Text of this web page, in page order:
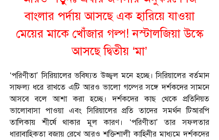
বাংলার পর্দায় আসছে এক হারিয়ে যাওয়া
মেয়ের মাকে খোঁজার গল্প! নস্টালজিয়া উস্কে
আসছে দ্বিতীয় ‘মা’
‘পরিণীতা’ সিরিয়ালের ভবিষ্যত উজ্জ্বল মনে হচ্ছে। সিরিয়ালের বর্তমান
সাফল্য ধরে রাখতে এটি আরও ভালো গল্পের সঙ্গে দর্শকদের সামনে
আসবে বলে আশা করা হচ্ছে। দর্শকদের কাছ থেকে প্রতিনিয়ত
ভালোবাসা পাওয়া এবং সিরিয়ালের প্রতি তাদের সমর্থন টিআরপি
তালিকায় শীর্ষে থাকার মূল কারণ। ‘পরিণীতা’ তার সফলতার
ধারাবাহিকতা বজায় রেখে আরও শক্তিশালী কাহিনীর মাধ্যমে দর্শকদের